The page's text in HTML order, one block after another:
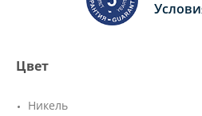
Цвет
Никель